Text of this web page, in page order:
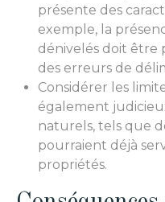
présente des
exemple, la
dénivelés doit être
des erreurs de
Considérer les
également
naturels, tels que
pourraient déjà
propriétés.